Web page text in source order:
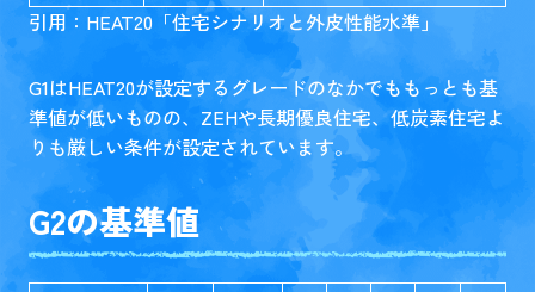
引用：HEAT20「住宅シナリオと外皮性能水準 」
G1はHEAT20が設定するグレードのなかでももっとも基
準値が低いものの、ZEHや長期優良住宅、低炭素住宅よ
りも厳しい条件が設定されています。
G2の基準値